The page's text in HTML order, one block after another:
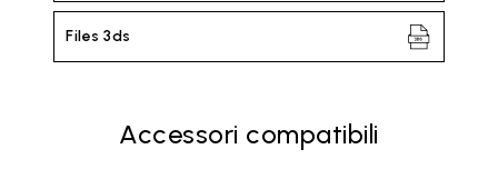
Files 3ds
Accessori compatibili